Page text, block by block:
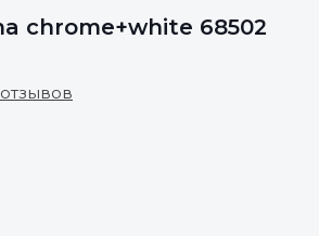
chrome+white 68502